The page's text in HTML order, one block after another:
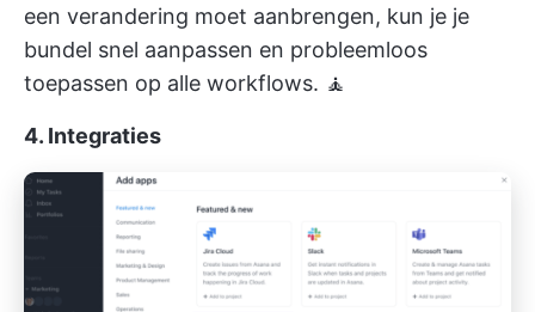
een verandering moet aanbrengen, kun je je
bundel snel aanpassen en probleemloos
toepassen op alle workflows. 🧘
4. Integraties